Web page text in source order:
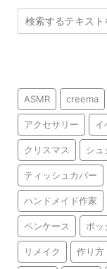
ASMR creema
アクセサリー イ
クリスマス シュ
ティッシュカバー
ハンドメイド作家
ペンケース ボッ
リメイク 作り方